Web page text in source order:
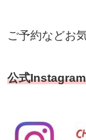
ご予約などお
公式